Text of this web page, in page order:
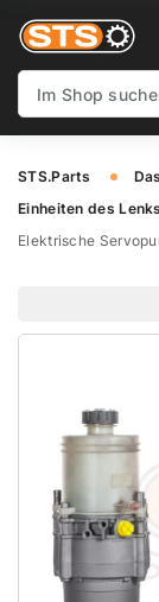
STS.Parts
Einheiten des
Elektrische